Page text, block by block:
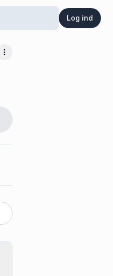
Log ind
Flere muligheder